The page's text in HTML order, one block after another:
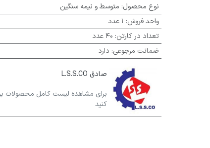
نوع محصول: متوسط و نیمه سنگین
واحد فروش: 1 عدد
تعداد در کارتن: 40 عدد
ضمانت مرجوعی: دارد
صادق L.S.S.CO
برای مشاهده لیست کامل محصولات
کنید